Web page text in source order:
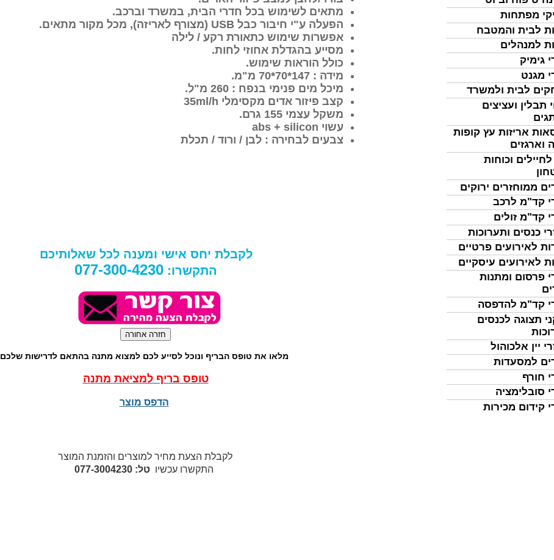
מפתחות
לבית והמטבח
למנהלים
גימיק
מגנט
לבית ולמשרד
תבלין ועציצים
אריזות עץ קופות
וארגזים
לחיילים וכוחות
ממוחזרים ירוקים
קד"מ לרכב
קד"מ זולים
כנסים ותערוכות
לאירועים פרטיים
לאירועים עיסקיים
פרסום ומתנות
קד"מ להדפסה
תצוגה לכנסים
יין אלכוהול
למסעדות
חורף
סובלימציה
קידום מכירות
מתאים לשימוש בכל חדרי הבית, במשרד וברכב.
הפעלה ע"י חיבור כבל USB (מצורף לאריזה), מכל מקור מתאים.
אפשרות שימוש כתאורת רקע / לילה
מסייע בהגדלת אחוזי לחות.
כולל הוראות שימוש.
מידה : 147*70*70 מ"מ.
מיכל מים פנימי בנפח : 260 מ"ל.
קצב פיזור אדים מקסימלי 35ml/h
משקל עצמי 155 גרם.
עשוי abs + silicon
צבעים לבחירה : לבן / ורוד / תכלת
לקבלת יחס אישי ומענה לכל שאלותיכם
התקשרו: 077-300-4230
מלאו את טופס הבריף ונוכל לסייע לכם למצוא מתנה בהתאם לדרישות שלכם
טופס בריף למציאת מתנה
הדפס מוצר
לקבלת הצעת מחיר למוצרים והזמנת המוצר
התקשרו עכשיו טל: 077-3004230